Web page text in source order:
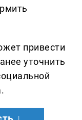
привести
уточнить